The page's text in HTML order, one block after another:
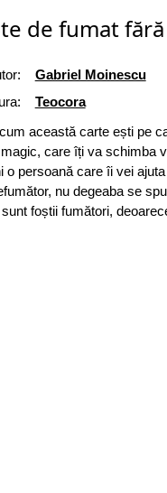
de fumat
Gabriel Moinescu
Teocora
această carte ești pe
care îți va schimba
o persoană care îi vei
nu degeaba se
foștii fumători,